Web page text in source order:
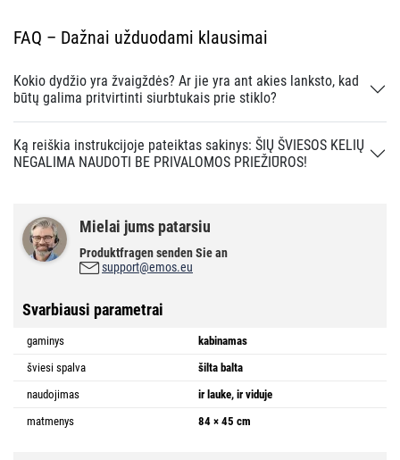
FAQ – Dažnai užduodami klausimai
Kokio dydžio yra žvaigždės? Ar jie yra ant akies lanksto, kad
būtų galima pritvirtinti siurbtukais prie stiklo?
Ką reiškia instrukcijoje pateiktas sakinys: ŠIŲ ŠVIESOS KELIŲ
NEGALIMA NAUDOTI BE PRIVALOMOS PRIEŽIŪROS!
Mielai jums patarsiu
Produktfragen senden Sie an
support@emos.eu
Svarbiausi parametrai
gaminys
kabinamas
šviesi spalva
šilta balta
naudojimas
ir lauke, ir viduje
matmenys
84 × 45 cm